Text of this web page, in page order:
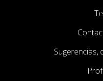
Sugerencias,